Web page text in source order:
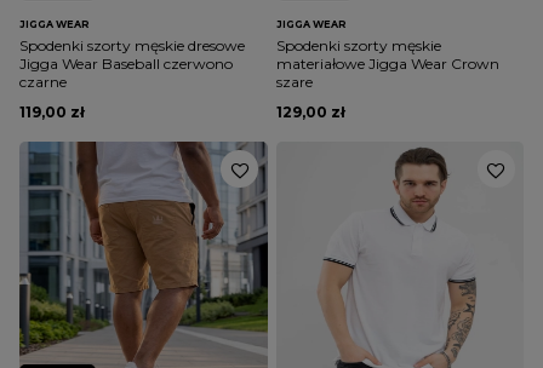
JIGGA WEAR
Spodenki szorty męskie dresowe
Jigga Wear Baseball czerwono
czarne
119,00 zł
JIGGA WEAR
Spodenki szorty męskie
materiałowe Jigga Wear Crown
szare
129,00 zł